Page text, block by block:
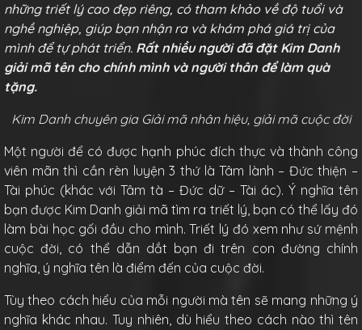
những triết lý cao đẹp riêng, có tham khảo về độ tuổi và
nghề nghiệp, giúp bạn nhận ra và khám phá giá trị của
mình để tự phát triển. Rất nhiều người đã đặt Kim Danh
giải mã tên cho chính mình và người thân để làm quà
tặng.
Kim Danh chuyên gia Giải mã nhân hiệu, giải mã cuộc đời
Một người để có được hạnh phúc đích thực và thành công
viên mãn thì cần rèn luyện 3 thứ là Tâm lành – Đức thiện –
Tài phúc (khác với Tâm tà – Đức dữ – Tài ác). Ý nghĩa tên
bạn được Kim Danh giải mã tìm ra triết lý, bạn có thể lấy đó
làm bài học gối đầu cho mình. Triết lý đó xem như sứ mệnh
cuộc đời, có thể dẫn dắt bạn đi trên con đường chính
nghĩa, ý nghĩa tên là điểm đến của cuộc đời.
Tùy theo cách hiểu của mỗi người mà tên sẽ mang những ý
nghĩa khác nhau. Tuy nhiên, dù hiểu theo cách nào thì tên